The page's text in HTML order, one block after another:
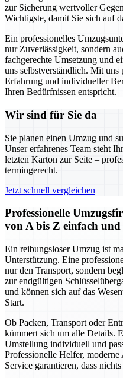
zur Sicherung wertvoller
Wichtigste, damit Sie sich auf
Ein professionelles
nur Zuverlässigkeit, sondern
fachgerechte Umsetzung und
uns selbstverständlich. Mit
Erfahrung und individueller
Ihren Bedürfnissen entspricht.
Wir sind für Sie da
Sie planen einen Umzug und
Unser erfahrenes Team steht
letzten Karton zur Seite –
termingerecht.
Jetzt schnell vergleichen
Professionelle
von A bis Z einfach und
Ein reibungsloser Umzug ist
Unterstützung. Eine
nur den Transport, sondern
zur endgültigen
und können sich auf das
Start.
Ob Packen, Transport oder
kümmert sich um alle Details.
Umstellung individuell und
Professionelle Helfer,
Service garantieren, dass